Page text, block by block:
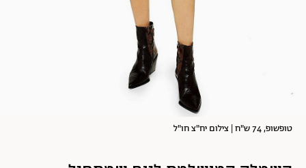
טופשופ, 74 ש"ח | צילום יח"צ חו"ל